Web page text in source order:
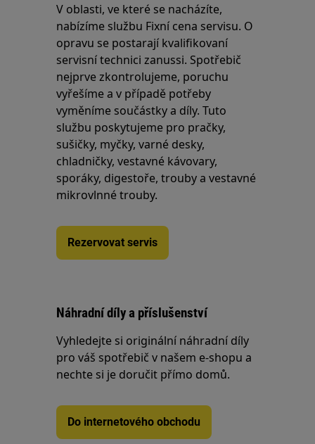
V oblasti, ve které se nacházíte,
nabízíme službu Fixní cena servisu. O
opravu se postarají kvalifikovaní
servisní technici zanussi. Spotřebič
nejprve zkontrolujeme, poruchu
vyřešíme a v případě potřeby
vyměníme součástky a díly. Tuto
službu poskytujeme pro pračky,
sušičky, myčky, varné desky,
chladničky, vestavné kávovary,
sporáky, digestoře, trouby a vestavné
mikrovlnné trouby.
Rezervovat servis
Náhradní díly a příslušenství
Vyhledejte si originální náhradní díly
pro váš spotřebič v našem e-shopu a
nechte si je doručit přímo domů.
Do internetového obchodu